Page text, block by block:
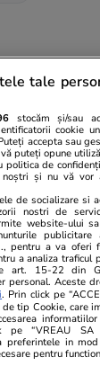
tale
stocăm și/sau
cookie
accepta sau
puteți opune
politica de
și nu vă vor
de socializare si
nostri de
website-ului
pentru a va oferi
a analiza traficul
art. 15-22 din
personal. Aceste
. Prin click pe
tip Cookie, care
“VREAU SA
preferintele in
pentru